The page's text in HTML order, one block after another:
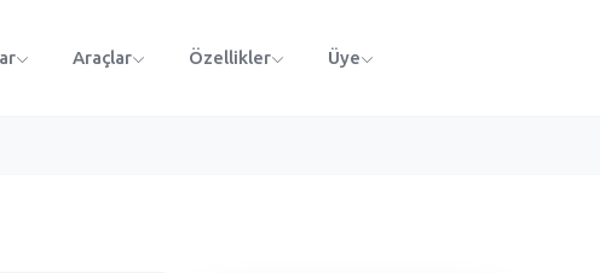
Araçlar Özellikler Üye